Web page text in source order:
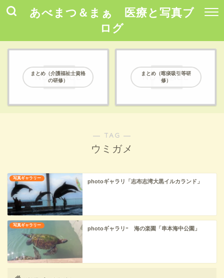
あべまつ＆まぁ 医療と写真ブ
ログ
まとめ（介護福祉士資格
の研修）
まとめ（喀痰吸引等研
修）
― TAG ―
ウミガメ
写真ギャラリー
photoギャラリ「志布志湾大黒イルカランド」
写真ギャラリー
photoギャラリｰ 海の楽園「串本海中公園」